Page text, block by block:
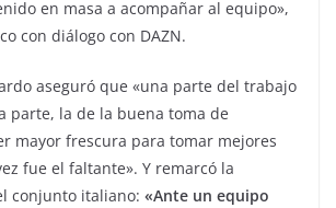
en masa a acompañar al equipo»,
con diálogo con DAZN.
aseguró que «una parte del trabajo
parte, la de la buena toma de
mayor frescura para tomar mejores
fue el faltante». Y remarcó la
conjunto italiano: «Ante un equipo